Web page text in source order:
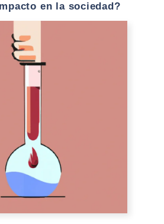
en la sociedad?